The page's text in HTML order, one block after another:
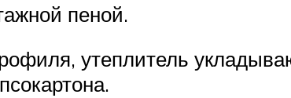
пеной.
утеплитель